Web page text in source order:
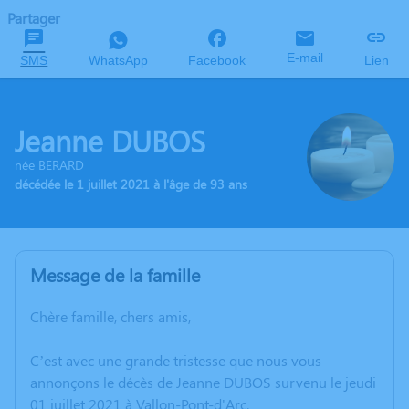
Partager
SMS WhatsApp Facebook E-mail Lien
Jeanne DUBOS
née BERARD
décédée le 1 juillet 2021 à l'âge de 93 ans
Message de la famille
Chère famille, chers amis,
C’est avec une grande tristesse que nous vous
annonçons le décès de Jeanne DUBOS survenu le jeudi
01 juillet 2021 à Vallon-Pont-d'Arc.